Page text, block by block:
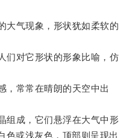
气现象，形状犹如柔软的
对它形状的形象比喻，仿
常常在晴朗的天空中出
成，它们悬浮在大气中形
色或浅灰色，顶部则呈现出